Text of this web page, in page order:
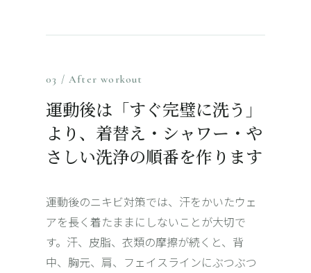
03 / After workout
運動後は「すぐ完璧に洗う」
より、着替え・シャワー・や
さしい洗浄の順番を作ります
運動後のニキビ対策では、汗をかいたウェ
アを長く着たままにしないことが大切で
す。汗、皮脂、衣類の摩擦が続くと、 背
中、胸元、肩、フェイスラインにぶつぶつ